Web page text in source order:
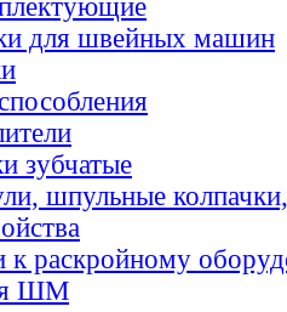
для швейных машин
зубчатые
шпульные
к раскройному
ШМ